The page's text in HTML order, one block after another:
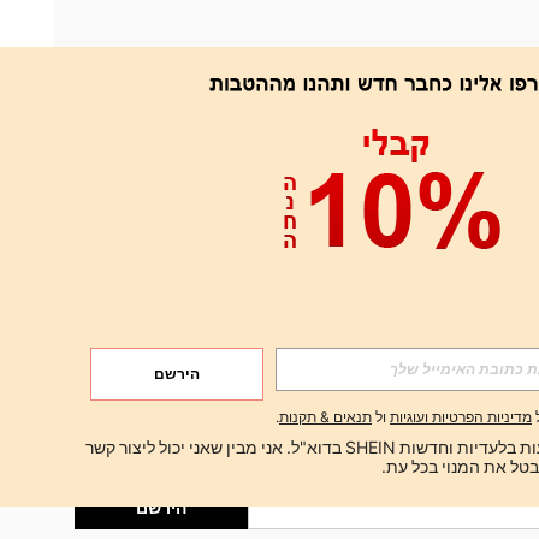
אפליקציה
הירשם
הירשם
הירשם
הירשם
מדיניות הפרטיות ועוגיות ול תנאים & תקנות.
ברצוני לקבל הצעות בלעדיות וחדשות SHEIN בדוא"ל. אני מבין שאני יכול ליצור קשר